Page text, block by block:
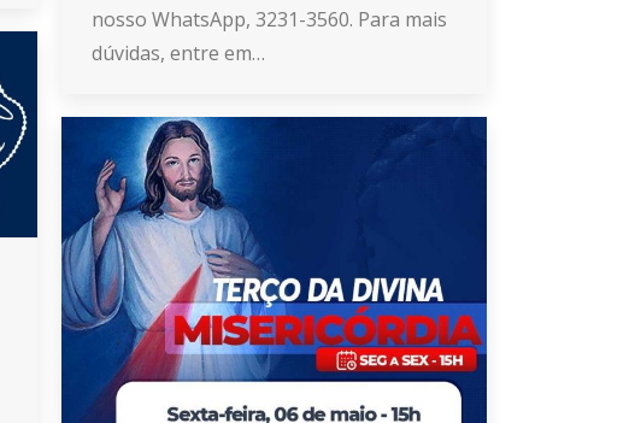
nosso WhatsApp, 3231-3560. Para mais
dúvidas, entre em…